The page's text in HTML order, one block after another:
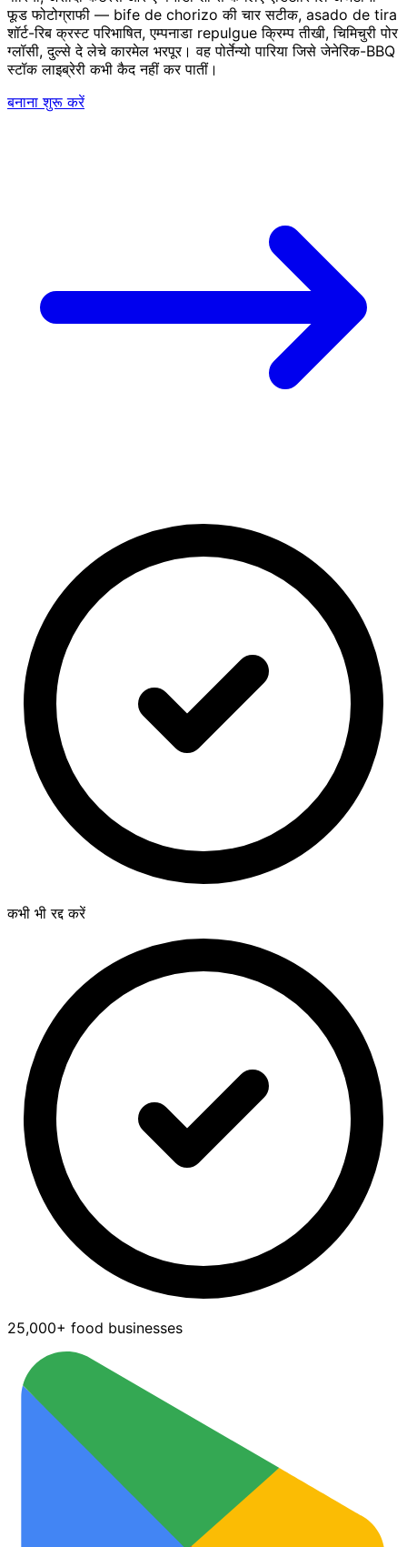
फूड फोटोग्राफी — bife de chorizo की चार सटीक, asado de tira
शॉर्ट-रिब क्रस्ट परिभाषित, एम्पनाडा repulgue क्रिम्प तीखी, चिमिचुरी पोर
ग्लॉसी, दुल्से दे लेचे कारमेल भरपूर। वह पोर्तेन्यो पारिया जिसे जेनेरिक-BBQ
स्टॉक लाइब्रेरी कभी कैद नहीं कर पातीं।
बनाना शुरू करें
कभी भी रद्द करें
25,000+ food businesses